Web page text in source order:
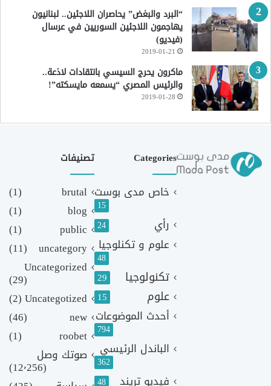
“البرد والبغض” يحاصران اللاجئين.. لبنانيون
يهاجمون اللاجئين السوريين في عرسال
(فيديو)
2019-01-21
ماكرون يحرج السيسي بانتقادات لاذعة..
والرئيس المصري “يسمعه مايسكته”!
2019-01-28
Categories
خاص مدى بوست
15
رأي 24
علوم و تكنلوجيا
48
تكنولوجيا 29
علوم 15
أحدث الموضوعات
794
الباندل الرئيسي
362
فيديو تريند 48
تصنيفات
brutal
(1)
blog
(1)
public
(1)
uncategory
(11)
Uncategorized
(29)
Uncategotized
(2)
new
(46)
roobet
(1)
صوتك وصل
(12٬256)